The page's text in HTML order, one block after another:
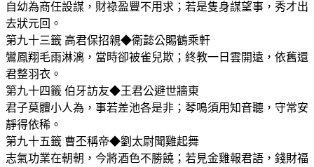
自幼為商任設謀，財祿盈豐不用求；若是隻身謀望事，秀才出
去狀元回。
第九十三籤 高君保招親◆衛懿公賜鶴乘軒
鸞鳳翔毛雨淋漓，當時卻被雀兒欺；終教一日雲開遠，依舊還
君整羽衣。
第九十四籤 伯牙訪友◆王君公避世牆東
君子莫體小人為，事若差池各是非；琴鳴須用知音聽，守常安
靜得依稀。
第九十五籤 曹丕稱帝◆劉太尉聞雞起舞
志氣功業在朝朝，今將酒色不勝饒；若見金雞報君語，錢財福